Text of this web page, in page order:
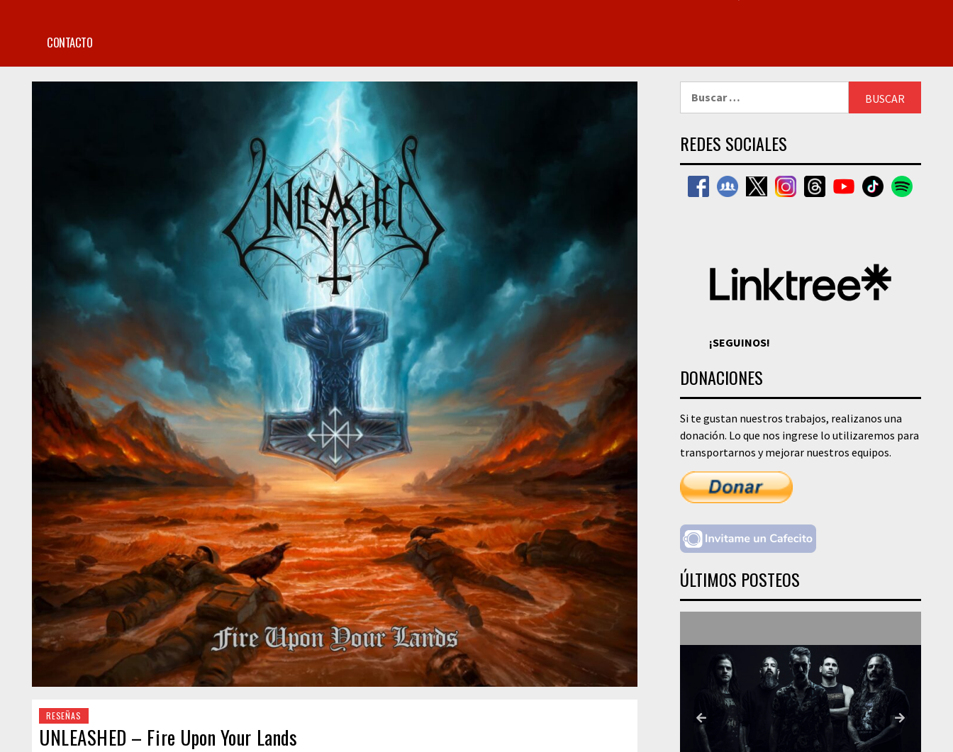
CONTACTO
RESEÑAS
UNLEASHED – Fire Upon Your Lands
REDES SOCIALES
¡SEGUINOS!
DONACIONES
Si te gustan nuestros trabajos, realizanos una
donación. Lo que nos ingrese lo utilizaremos para
transportarnos y mejorar nuestros equipos.
ÚLTIMOS POSTEOS